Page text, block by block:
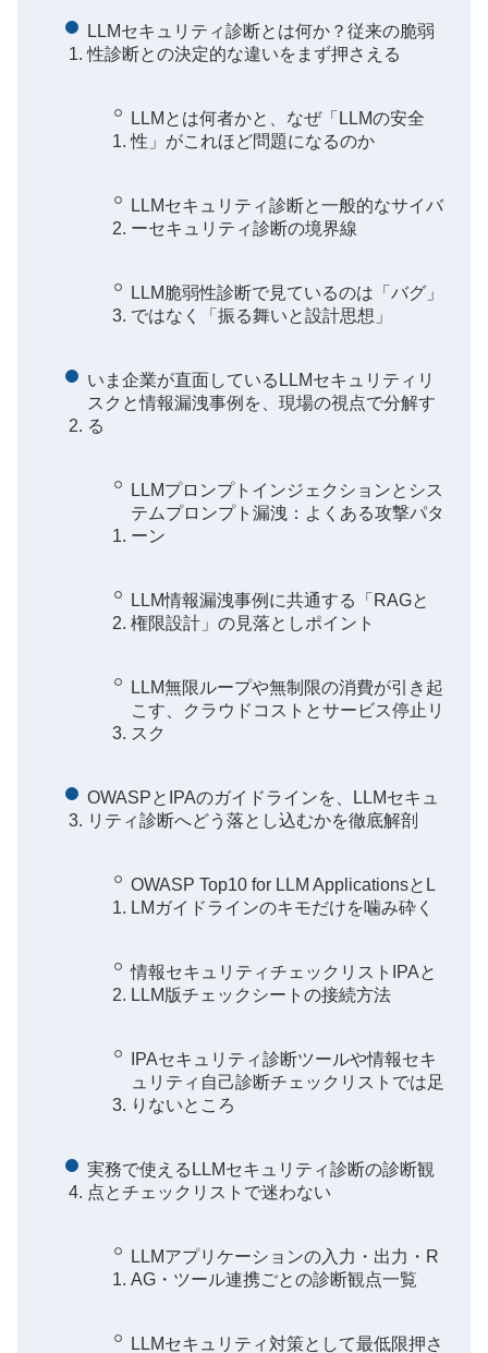
LLMセキュリティ診断とは何か？従来の脆弱
性診断との決定的な違いをまず押さえる
LLMとは何者かと、なぜ「LLMの安全
性」がこれほど問題になるのか
LLMセキュリティ診断と一般的なサイバ
ーセキュリティ診断の境界線
LLM脆弱性診断で見ているのは「バグ」
ではなく「振る舞いと設計思想」
いま企業が直面しているLLMセキュリティリ
スクと情報漏洩事例を、現場の視点で分解す
る
LLMプロンプトインジェクションとシス
テムプロンプト漏洩：よくある攻撃パタ
ーン
LLM情報漏洩事例に共通する「RAGと
権限設計」の見落としポイント
LLM無限ループや無制限の消費が引き起
こす、クラウドコストとサービス停止リ
スク
OWASPとIPAのガイドラインを、LLMセキュ
リティ診断へどう落とし込むかを徹底解剖
OWASP Top10 for LLM ApplicationsとL
LMガイドラインのキモだけを噛み砕く
情報セキュリティチェックリストIPAと
LLM版チェックシートの接続方法
IPAセキュリティ診断ツールや情報セキ
ュリティ自己診断チェックリストでは足
りないところ
実務で使えるLLMセキュリティ診断の診断観
点とチェックリストで迷わない
LLMアプリケーションの入力・出力・R
AG・ツール連携ごとの診断観点一覧
LLMセキュリティ対策として最低限押さ